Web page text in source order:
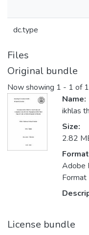
dc.type
Files
Original bundle
Now showing 1 - 1 of 1
Name:
ikhlas
Size:
2.82
Adobe
Format
License bundle